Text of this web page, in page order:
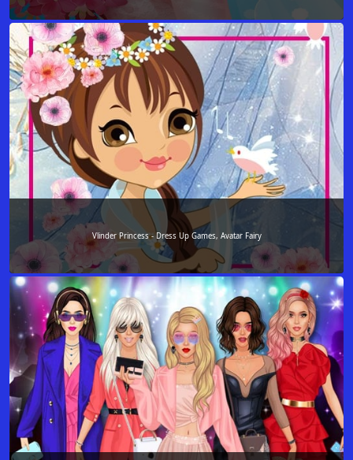
Vlinder Princess - Dress Up Games, Avatar Fairy